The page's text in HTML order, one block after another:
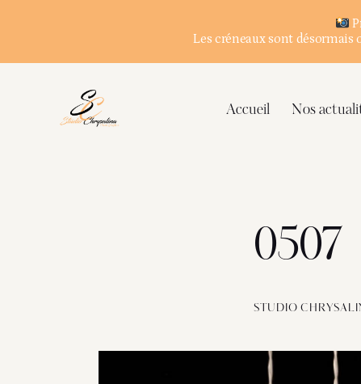
Accueil Nos
0507
STUDIO
Les créneaux sont désormais